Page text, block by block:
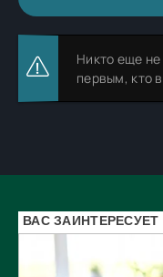
Никто еще
первым, кто